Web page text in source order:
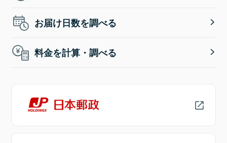
お届け日数を調べる
料金を計算・調べる